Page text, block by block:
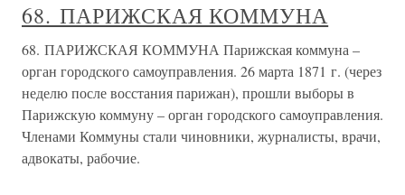
68. ПАРИЖСКАЯ КОММУНА
68. ПАРИЖСКАЯ КОММУНА Парижская коммуна –
орган городского самоуправления. 26 марта 1871 г. (через
неделю после восстания парижан), прошли выборы в
Парижскую коммуну – орган городского самоуправления.
Членами Коммуны стали чиновники, журналисты, врачи,
адвокаты, рабочие.